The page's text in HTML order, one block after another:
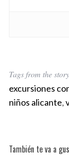
Tags from the story
excursiones
niños alicante,
También te va a
o
: